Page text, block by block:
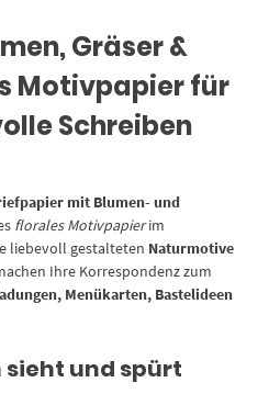
Gräser &
Motivpapier für
Schreiben
mit Blumen- und
florales Motivpapierim
liebevoll gestalteten Naturmotive
Ihre Korrespondenz zum
Menükarten, Bastelideen
und spürt